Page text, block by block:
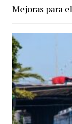
Mejoras para